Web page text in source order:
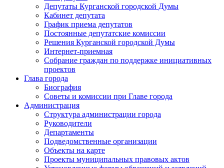
Депутаты Курганской городской Думы
Кабинет депутата
График приема депутатов
Постоянные депутатские комиссии
Решения Курганской городской Думы
Интернет-приемная
Собрание граждан по поддержке инициативных
проектов
Глава города
Биография
Советы и комиссии при Главе города
Администрация
Структура администрации города
Руководители
Департаменты
Подведомственные организации
Объекты на карте
Проекты муниципальных правовых актов